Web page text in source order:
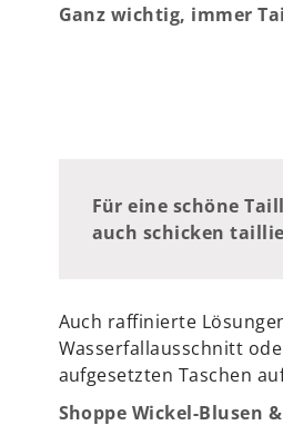
Ganz wichtig, immer
Für eine schöne
auch schicken
Auch raffinierte
Wasserfallausschnitt
aufgesetzten Taschen
Shoppe Wickel-Blusen